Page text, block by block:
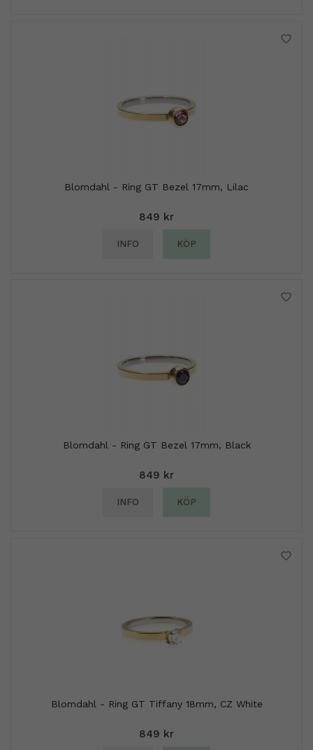
Blomdahl - Ring GT Bezel 17mm, Lilac
849 kr
INFO KÖP
Blomdahl - Ring GT Bezel 17mm, Black
849 kr
INFO KÖP
Blomdahl - Ring GT Tiffany 18mm, CZ White
849 kr